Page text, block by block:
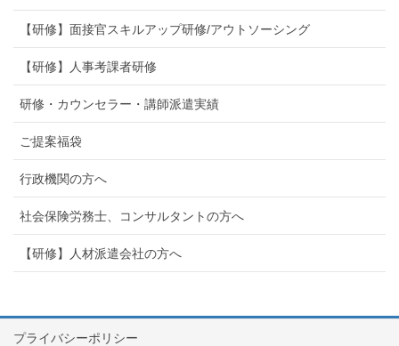
【研修】面接官スキルアップ研修/アウトソーシング
【研修】人事考課者研修
研修・カウンセラー・講師派遣実績
ご提案福袋
行政機関の方へ
社会保険労務士、コンサルタントの方へ
【研修】人材派遣会社の方へ
プライバシーポリシー